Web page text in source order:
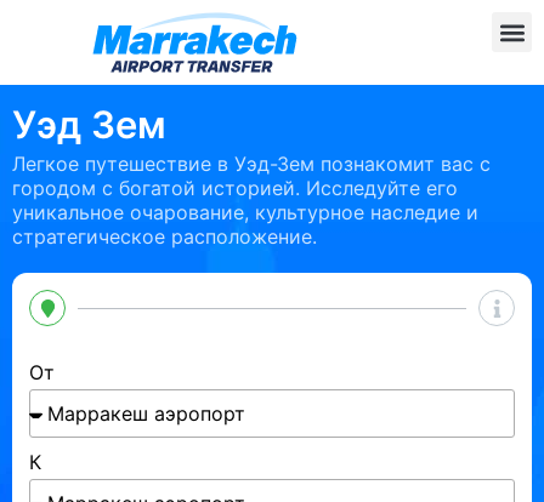
Уэд Зем
Легкое путешествие в Уэд-Зем познакомит вас с
городом с богатой историей. Исследуйте его
уникальное очарование, культурное наследие и
стратегическое расположение.
От
К